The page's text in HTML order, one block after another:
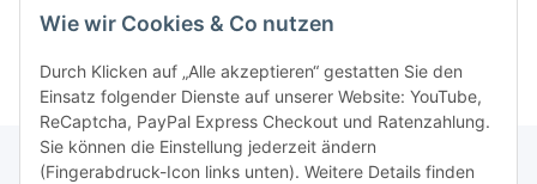
Wie wir Cookies & Co nutzen
Durch Klicken auf „Alle akzeptieren“ gestatten Sie den
Einsatz folgender Dienste auf unserer Website: YouTube,
ReCaptcha, PayPal Express Checkout und Ratenzahlung.
Sie können die Einstellung jederzeit ändern
(Fingerabdruck-Icon links unten). Weitere Details finden